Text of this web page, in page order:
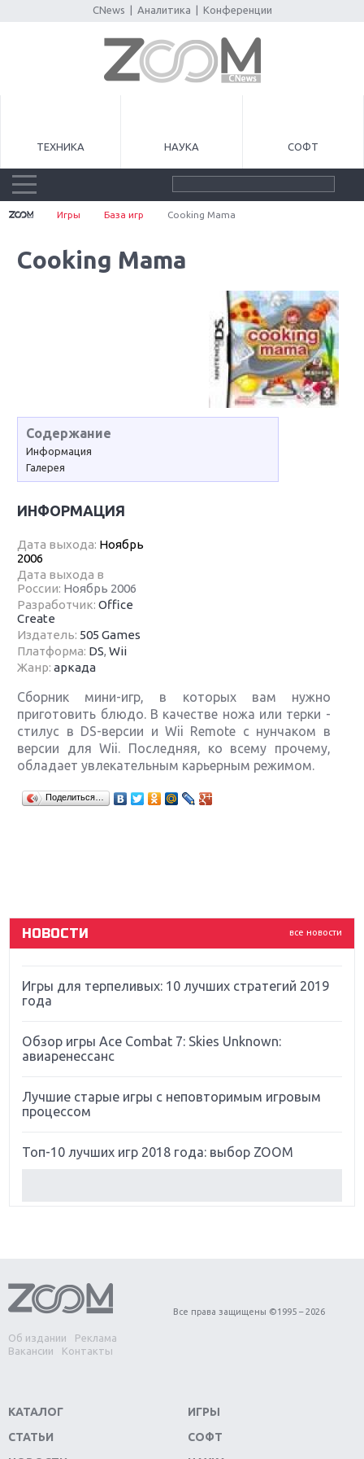
CNews Аналитика Конференции
ТЕХНИКА НАУКА СОФТ
Игры База игр Cooking Mama
Cooking Mama
Содержание
Информация
Галерея
ИНФОРМАЦИЯ
Дата выхода: Ноябрь
2006
Дата выхода в
России: Ноябрь 2006
Разработчик:Office
Create
Издатель: 505 Games
Платформа: DS,Wii
Жанр:аркада
Сборник мини-игр, в которых вам нужно
приготовить блюдо. В качестве ножа или терки -
стилус в DS-версии и Wii Remote с нунчаком в
версии для Wii. Последняя, ко всему прочему,
обладает увлекательным карьерным режимом.
Поделиться…
все новости
НОВОСТИ
Крупнейшие релизы мая: Nintendo, Microsoft и
Sony
Far Cry 5: хвалить нельзя ругать
Игры для терпеливых: 10 лучших стратегий 2019
года
Обзор игры Ace Combat 7: Skies Unknown:
авиаренессанс
Лучшие старые игры с неповторимым игровым
процессом
Топ-10 лучших игр 2018 года: выбор ZOOM
Обзор игры Forza Horizon 4: вершина эволюции
Две важных новинки для консолей: Spider-Man и
Divinity Original Sin 2
Switch
Обзор игры The Crew 2: покорение Америки
Об издании
Реклама
Вакансии
Контакты
Все права защищены ©1995 – 2026
КАТАЛОГ
СТАТЬИ
ИГРЫ
СОФТ